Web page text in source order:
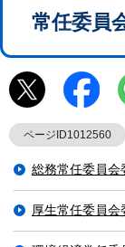
常任委員
ページID1012560
総務常任委員会
厚生常任委員会